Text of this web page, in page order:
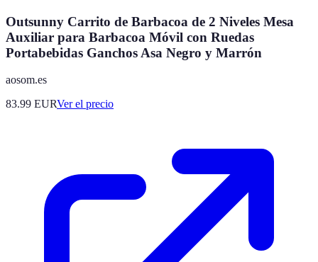
Outsunny Carrito de Barbacoa de 2 Niveles Mesa
Auxiliar para Barbacoa Móvil con Ruedas
Portabebidas Ganchos Asa Negro y Marrón
aosom.es
83.99 EURVer el precio